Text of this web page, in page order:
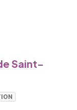
Saint-